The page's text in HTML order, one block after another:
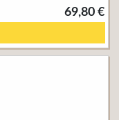
69,80 €